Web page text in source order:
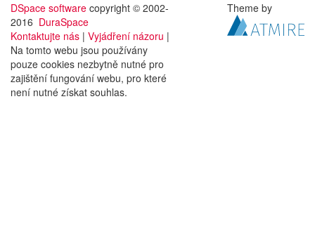
DSpace software copyright © 2002-
2016 DuraSpace
Kontaktujte nás | Vyjádření názoru |
Na tomto webu jsou používány
pouze cookies nezbytně nutné pro
zajištění fungování webu, pro které
není nutné získat souhlas.
Theme by